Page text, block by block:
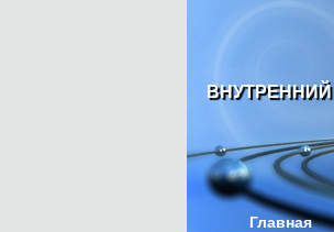
Главная